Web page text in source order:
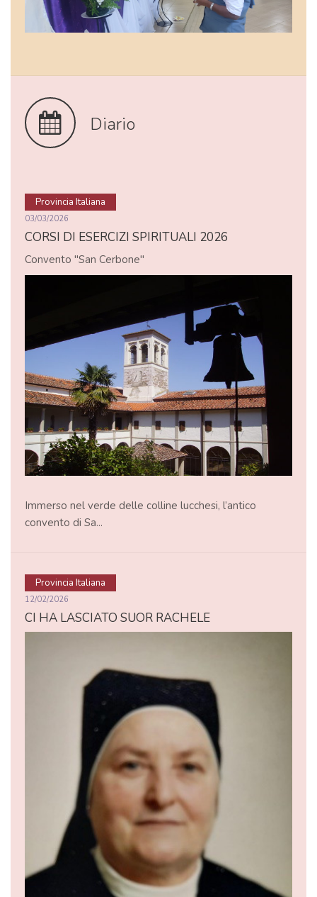
Diario
Provincia Italiana
03/03/2026
CORSI DI ESERCIZI SPIRITUALI 2026
Convento "San Cerbone"
Immerso nel verde delle colline lucchesi, l’antico
convento di Sa...
Provincia Italiana
12/02/2026
CI HA LASCIATO SUOR RACHELE